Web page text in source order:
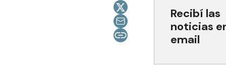
Recibí las
noticias
email